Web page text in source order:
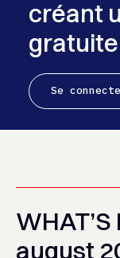
créant
Se
WHAT’S
august